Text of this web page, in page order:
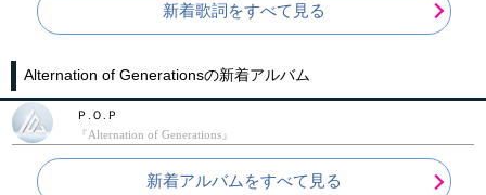
新着歌詞をすべて見る
Alternation of Generationsの新着アルバム
Ｐ.Ｏ.Ｐ
『Alternation of Generations』
新着アルバムをすべて見る